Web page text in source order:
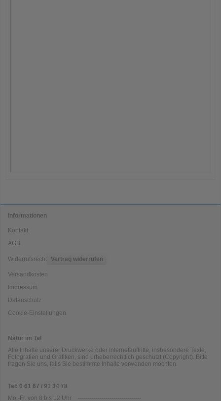
Informationen
Kontakt
AGB
Widerrufsrecht Vertrag widerrufen
Versandkosten
Impressum
Datenschutz
Cookie-Einstellungen
Natur im Tal
Alle Inhalte unserer Druckwerke oder Internetauftritte, insbesondere Texte,
Fotografien und Grafiken, sind urheberrechtlich geschützt (Copyright). Bitte
fragen Sie uns, falls Sie bestimmte Inhalte verwenden möchten.
Tel: 0 61 67 / 91 34 78
Mo.-Fr. von 8 bis 12 Uhr
--------------------------------